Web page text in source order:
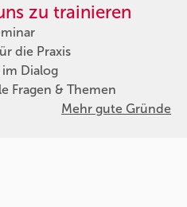
zu trainieren
die Praxis
Dialog
Fragen & Themen
Mehr gute Gründe